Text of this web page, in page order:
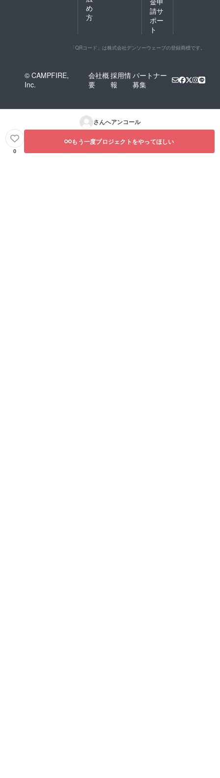
め
方
請サ
ポー
ト
「QRコード」は株式会社デンソーウェーブの登録商標です。
© CAMPFIRE,
Inc.
会社概
要
採用情
報
パートナー
募集
さんへアンコール
0
もう一度プロジェクトをやってほしい